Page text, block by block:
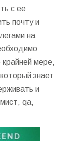
с ее
почту и
на
мере,
знает
и
qa,